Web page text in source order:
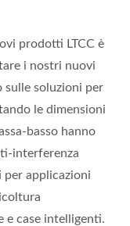
prodotti LTCC è
i nostri nuovi
sulle soluzioni per
le dimensioni
basso hanno
interferenza
per applicazioni
e case intelligenti.